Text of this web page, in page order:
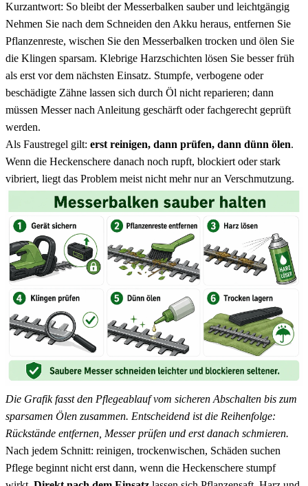
Kurzantwort: So bleibt der Messerbalken sauber und leichtgängig
Nehmen Sie nach dem Schneiden den Akku heraus, entfernen Sie
Pflanzenreste, wischen Sie den Messerbalken trocken und ölen Sie
die Klingen sparsam. Klebrige Harzschichten lösen Sie besser früh
als erst vor dem nächsten Einsatz. Stumpfe, verbogene oder
beschädigte Zähne lassen sich durch Öl nicht reparieren; dann
müssen Messer nach Anleitung geschärft oder fachgerecht geprüft
werden.
Als Faustregel gilt: erst reinigen, dann prüfen, dann dünn ölen.
Wenn die Heckenschere danach noch rupft, blockiert oder stark
vibriert, liegt das Problem meist nicht mehr nur an Verschmutzung.
Die Grafik fasst den Pflegeablauf vom sicheren Abschalten bis zum
sparsamen Ölen zusammen. Entscheidend ist die Reihenfolge:
Rückstände entfernen, Messer prüfen und erst danach schmieren.
Nach jedem Schnitt: reinigen, trockenwischen, Schäden suchen
Pflege beginnt nicht erst dann, wenn die Heckenschere stumpf